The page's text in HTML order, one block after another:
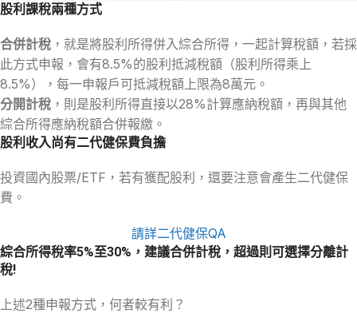
股利課稅兩種方式
合併計稅 ，就是將股利所得併入綜合所得，一起計算稅額，若採
此方式申報，會有8.5%的股利抵減稅額（股利所得乘上
8.5%），每一申報戶可抵減稅額上限為8萬元。
分開計稅 ，則是股利所得直接以28%計算應納稅額，再與其他
綜合所得應納稅額合併報繳。
股利收入尚有二代健保費負擔
投資國內股票/ETF，若有獲配股利，還要注意會產生二代健保
費。
請詳二代健保QA
綜合所得稅率5%至30%，建議合併計稅，超過則可選擇分離計
稅!
上述2種申報方式，何者較有利？